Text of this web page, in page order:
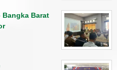
Bangka Barat